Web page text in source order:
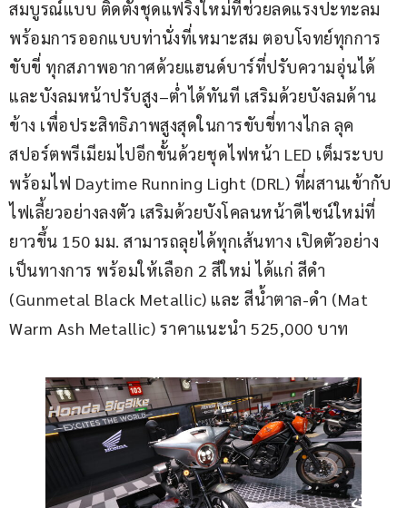
สมบูรณ์แบบ ติดตั้งชุดแฟริ่งใหม่ที่ช่วยลดแรงปะทะลม
พร้อมการออกแบบท่านั่งที่เหมาะสม ตอบโจทย์ทุกการ
ขับขี่ ทุกสภาพอากาศด้วยแฮนด์บาร์ที่ปรับความอุ่นได้
และบังลมหน้าปรับสูง–ต่ำได้ทันที เสริมด้วยบังลมด้าน
ข้าง เพื่อประสิทธิภาพสูงสุดในการขับขี่ทางไกล ลุค
สปอร์ตพรีเมียมไปอีกขั้นด้วยชุดไฟหน้า LED เต็มระบบ
พร้อมไฟ Daytime Running Light (DRL) ที่ผสานเข้ากับ
ไฟเลี้ยวอย่างลงตัว เสริมด้วยบังโคลนหน้าดีไซน์ใหม่ที่
ยาวขึ้น 150 มม. สามารถลุยได้ทุกเส้นทาง เปิดตัวอย่าง
เป็นทางการ พร้อมให้เลือก 2 สีใหม่ ได้แก่ สีดำ
(Gunmetal Black Metallic) และ สีน้ำตาล-ดำ (Mat
Warm Ash Metallic) ราคาแนะนำ 525,000 บาท